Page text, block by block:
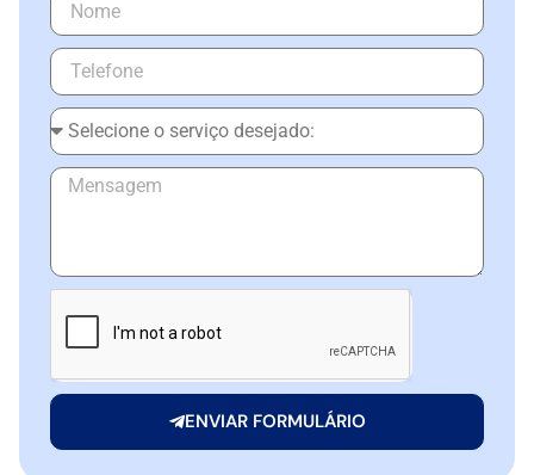
ENVIAR FORMULÁRIO